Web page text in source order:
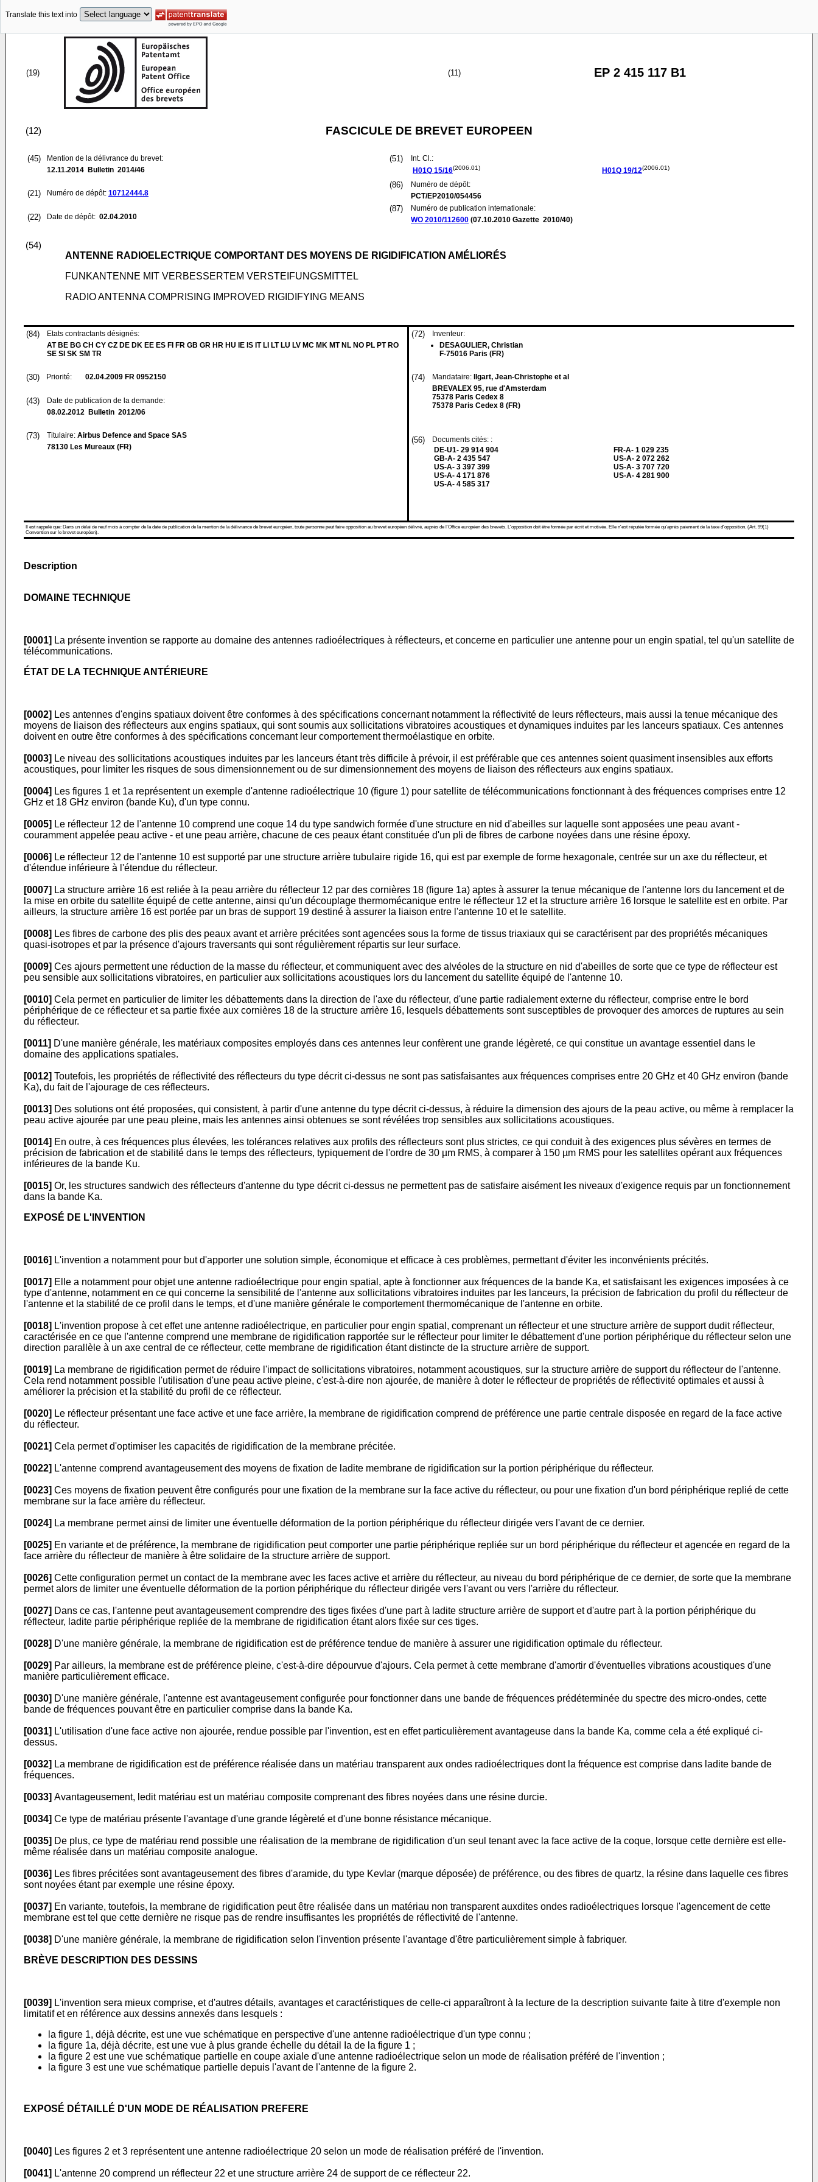
Translate this text into
(19) (11) EP 2 415 117 B1
(12) FASCICULE DE BREVET EUROPEEN
(45)
Mention de la délivrance du brevet:
12.11.2014 Bulletin 2014/46
(21) Numéro de dépôt: 10712444.8
(22) Date de dépôt: 02.04.2010
(51)
Int. Cl.:
H01Q 15/16(2006.01) H01Q 19/12(2006.01)
(86)
Numéro de dépôt:
PCT/EP2010/054456
(87)
Numéro de publication internationale:
WO 2010/112600 (07.10.2010 Gazette 2010/40)
(54)
ANTENNE RADIOELECTRIQUE COMPORTANT DES MOYENS DE RIGIDIFICATION AMÉLIORÉS
FUNKANTENNE MIT VERBESSERTEM VERSTEIFUNGSMITTEL
RADIO ANTENNA COMPRISING IMPROVED RIGIDIFYING MEANS
(84)
Etats contractants désignés:
AT BE BG CH CY CZ DE DK EE ES FI FR GB GR HR HU IE IS IT LI LT LU LV MC MK MT NL NO PL PT RO
SE SI SK SM TR
(30) Priorité: 02.04.2009 FR 0952150
(43)
Date de publication de la demande:
08.02.2012 Bulletin 2012/06
(73) Titulaire: Airbus Defence and Space SAS
78130 Les Mureaux (FR)
(72)
Inventeur:
DESAGULIER, Christian
F-75016 Paris (FR)
(74) Mandataire:
Ilgart, Jean-Christophe et al
BREVALEX 95, rue d'Amsterdam
75378 Paris Cedex 8
75378 Paris Cedex 8 (FR)
(56)
Documents cités: :
DE-U1- 29 914 904
GB-A- 2 435 547
US-A- 3 397 399
US-A- 4 171 876
US-A- 4 585 317
FR-A- 1 029 235
US-A- 2 072 262
US-A- 3 707 720
US-A- 4 281 900
Il est rappelé que: Dans un délai de neuf mois à compter de la date de publication de la mention de la délivrance de brevet européen, toute personne peut faire opposition au brevet européen délivré, auprès de l'Office européen des brevets. L'opposition doit être formée par écrit et motivée. Elle n'est réputée formée qu'après paiement de la taxe d'opposition. (Art. 99(1)
Convention sur le brevet européen).
Description
DOMAINE TECHNIQUE
[0001] La présente invention se rapporte au domaine des antennes radioélectriques à réflecteurs, et concerne en particulier une antenne pour un engin spatial, tel qu'un satellite de
télécommunications.
ÉTAT DE LA TECHNIQUE ANTÉRIEURE
[0002] Les antennes d'engins spatiaux doivent être conformes à des spécifications concernant notamment la réflectivité de leurs réflecteurs, mais aussi la tenue mécanique des
moyens de liaison des réflecteurs aux engins spatiaux, qui sont soumis aux sollicitations vibratoires acoustiques et dynamiques induites par les lanceurs spatiaux. Ces antennes
doivent en outre être conformes à des spécifications concernant leur comportement thermoélastique en orbite.
[0003] Le niveau des sollicitations acoustiques induites par les lanceurs étant très difficile à prévoir, il est préférable que ces antennes soient quasiment insensibles aux efforts
acoustiques, pour limiter les risques de sous dimensionnement ou de sur dimensionnement des moyens de liaison des réflecteurs aux engins spatiaux.
[0004] Les figures 1 et 1a représentent un exemple d'antenne radioélectrique 10 (figure 1) pour satellite de télécommunications fonctionnant à des fréquences comprises entre 12
GHz et 18 GHz environ (bande Ku), d'un type connu.
[0005] Le réflecteur 12 de l'antenne 10 comprend une coque 14 du type sandwich formée d'une structure en nid d'abeilles sur laquelle sont apposées une peau avant -
couramment appelée peau active - et une peau arrière, chacune de ces peaux étant constituée d'un pli de fibres de carbone noyées dans une résine époxy.
[0006] Le réflecteur 12 de l'antenne 10 est supporté par une structure arrière tubulaire rigide 16, qui est par exemple de forme hexagonale, centrée sur un axe du réflecteur, et
d'étendue inférieure à l'étendue du réflecteur.
[0007] La structure arrière 16 est reliée à la peau arrière du réflecteur 12 par des cornières 18 (figure 1a) aptes à assurer la tenue mécanique de l'antenne lors du lancement et de
la mise en orbite du satellite équipé de cette antenne, ainsi qu'un découplage thermomécanique entre le réflecteur 12 et la structure arrière 16 lorsque le satellite est en orbite. Par
ailleurs, la structure arrière 16 est portée par un bras de support 19 destiné à assurer la liaison entre l'antenne 10 et le satellite.
[0008] Les fibres de carbone des plis des peaux avant et arrière précitées sont agencées sous la forme de tissus triaxiaux qui se caractérisent par des propriétés mécaniques
quasi-isotropes et par la présence d'ajours traversants qui sont régulièrement répartis sur leur surface.
[0009] Ces ajours permettent une réduction de la masse du réflecteur, et communiquent avec des alvéoles de la structure en nid d'abeilles de sorte que ce type de réflecteur est
peu sensible aux sollicitations vibratoires, en particulier aux sollicitations acoustiques lors du lancement du satellite équipé de l'antenne 10.
[0010] Cela permet en particulier de limiter les débattements dans la direction de l'axe du réflecteur, d'une partie radialement externe du réflecteur, comprise entre le bord
périphérique de ce réflecteur et sa partie fixée aux cornières 18 de la structure arrière 16, lesquels débattements sont susceptibles de provoquer des amorces de ruptures au sein
du réflecteur.
[0011] D'une manière générale, les matériaux composites employés dans ces antennes leur confèrent une grande légèreté, ce qui constitue un avantage essentiel dans le
domaine des applications spatiales.
[0012] Toutefois, les propriétés de réflectivité des réflecteurs du type décrit ci-dessus ne sont pas satisfaisantes aux fréquences comprises entre 20 GHz et 40 GHz environ (bande
Ka), du fait de l'ajourage de ces réflecteurs.
[0013] Des solutions ont été proposées, qui consistent, à partir d'une antenne du type décrit ci-dessus, à réduire la dimension des ajours de la peau active, ou même à remplacer la
peau active ajourée par une peau pleine, mais les antennes ainsi obtenues se sont révélées trop sensibles aux sollicitations acoustiques.
[0014] En outre, à ces fréquences plus élevées, les tolérances relatives aux profils des réflecteurs sont plus strictes, ce qui conduit à des exigences plus sévères en termes de
précision de fabrication et de stabilité dans le temps des réflecteurs, typiquement de l'ordre de 30 µm RMS, à comparer à 150 µm RMS pour les satellites opérant aux fréquences
inférieures de la bande Ku.
[0015] Or, les structures sandwich des réflecteurs d'antenne du type décrit ci-dessus ne permettent pas de satisfaire aisément les niveaux d'exigence requis par un fonctionnement
dans la bande Ka.
EXPOSÉ DE L'INVENTION
[0016] L'invention a notamment pour but d'apporter une solution simple, économique et efficace à ces problèmes, permettant d'éviter les inconvénients précités.
[0017] Elle a notamment pour objet une antenne radioélectrique pour engin spatial, apte à fonctionner aux fréquences de la bande Ka, et satisfaisant les exigences imposées à ce
type d'antenne, notamment en ce qui concerne la sensibilité de l'antenne aux sollicitations vibratoires induites par les lanceurs, la précision de fabrication du profil du réflecteur de
l'antenne et la stabilité de ce profil dans le temps, et d'une manière générale le comportement thermomécanique de l'antenne en orbite.
[0018] L'invention propose à cet effet une antenne radioélectrique, en particulier pour engin spatial, comprenant un réflecteur et une structure arrière de support dudit réflecteur,
caractérisée en ce que l'antenne comprend une membrane de rigidification rapportée sur le réflecteur pour limiter le débattement d'une portion périphérique du réflecteur selon une
direction parallèle à un axe central de ce réflecteur, cette membrane de rigidification étant distincte de la structure arrière de support.
[0019] La membrane de rigidification permet de réduire l'impact de sollicitations vibratoires, notamment acoustiques, sur la structure arrière de support du réflecteur de l'antenne.
Cela rend notamment possible l'utilisation d'une peau active pleine, c'est-à-dire non ajourée, de manière à doter le réflecteur de propriétés de réflectivité optimales et aussi à
améliorer la précision et la stabilité du profil de ce réflecteur.
[0020] Le réflecteur présentant une face active et une face arrière, la membrane de rigidification comprend de préférence une partie centrale disposée en regard de la face active
du réflecteur.
[0021] Cela permet d'optimiser les capacités de rigidification de la membrane précitée.
[0022] L'antenne comprend avantageusement des moyens de fixation de ladite membrane de rigidification sur la portion périphérique du réflecteur.
[0023] Ces moyens de fixation peuvent être configurés pour une fixation de la membrane sur la face active du réflecteur, ou pour une fixation d'un bord périphérique replié de cette
membrane sur la face arrière du réflecteur.
[0024] La membrane permet ainsi de limiter une éventuelle déformation de la portion périphérique du réflecteur dirigée vers l'avant de ce dernier.
[0025] En variante et de préférence, la membrane de rigidification peut comporter une partie périphérique repliée sur un bord périphérique du réflecteur et agencée en regard de la
face arrière du réflecteur de manière à être solidaire de la structure arrière de support.
[0026] Cette configuration permet un contact de la membrane avec les faces active et arrière du réflecteur, au niveau du bord périphérique de ce dernier, de sorte que la membrane
permet alors de limiter une éventuelle déformation de la portion périphérique du réflecteur dirigée vers l'avant ou vers l'arrière du réflecteur.
[0027] Dans ce cas, l'antenne peut avantageusement comprendre des tiges fixées d'une part à ladite structure arrière de support et d'autre part à la portion périphérique du
réflecteur, ladite partie périphérique repliée de la membrane de rigidification étant alors fixée sur ces tiges.
[0028] D'une manière générale, la membrane de rigidification est de préférence tendue de manière à assurer une rigidification optimale du réflecteur.
[0029] Par ailleurs, la membrane est de préférence pleine, c'est-à-dire dépourvue d'ajours. Cela permet à cette membrane d'amortir d'éventuelles vibrations acoustiques d'une
manière particulièrement efficace.
[0030] D'une manière générale, l'antenne est avantageusement configurée pour fonctionner dans une bande de fréquences prédéterminée du spectre des micro-ondes, cette
bande de fréquences pouvant être en particulier comprise dans la bande Ka.
[0031] L'utilisation d'une face active non ajourée, rendue possible par l'invention, est en effet particulièrement avantageuse dans la bande Ka, comme cela a été expliqué ci-
dessus.
[0032] La membrane de rigidification est de préférence réalisée dans un matériau transparent aux ondes radioélectriques dont la fréquence est comprise dans ladite bande de
fréquences.
[0033] Avantageusement, ledit matériau est un matériau composite comprenant des fibres noyées dans une résine durcie.
[0034] Ce type de matériau présente l'avantage d'une grande légèreté et d'une bonne résistance mécanique.
[0035] De plus, ce type de matériau rend possible une réalisation de la membrane de rigidification d'un seul tenant avec la face active de la coque, lorsque cette dernière est elle-
même réalisée dans un matériau composite analogue.
[0036] Les fibres précitées sont avantageusement des fibres d'aramide, du type Kevlar (marque déposée) de préférence, ou des fibres de quartz, la résine dans laquelle ces fibres
sont noyées étant par exemple une résine époxy.
[0037] En variante, toutefois, la membrane de rigidification peut être réalisée dans un matériau non transparent auxdites ondes radioélectriques lorsque l'agencement de cette
membrane est tel que cette dernière ne risque pas de rendre insuffisantes les propriétés de réflectivité de l'antenne.
[0038] D'une manière générale, la membrane de rigidification selon l'invention présente l'avantage d'être particulièrement simple à fabriquer.
BRÈVE DESCRIPTION DES DESSINS
[0039] L'invention sera mieux comprise, et d'autres détails, avantages et caractéristiques de celle-ci apparaîtront à la lecture de la description suivante faite à titre d'exemple non
limitatif et en référence aux dessins annexés dans lesquels :
la figure 1, déjà décrite, est une vue schématique en perspective d'une antenne radioélectrique d'un type connu ;
la figure 1a, déjà décrite, est une vue à plus grande échelle du détail Ia de la figure 1 ;
la figure 2 est une vue schématique partielle en coupe axiale d'une antenne radioélectrique selon un mode de réalisation préféré de l'invention ;
la figure 3 est une vue schématique partielle depuis l'avant de l'antenne de la figure 2.
EXPOSÉ DÉTAILLÉ D'UN MODE DE RÉALISATION PREFERE
[0040] Les figures 2 et 3 représentent une antenne radioélectrique 20 selon un mode de réalisation préféré de l'invention.
[0041] L'antenne 20 comprend un réflecteur 22 et une structure arrière 24 de support de ce réflecteur 22.